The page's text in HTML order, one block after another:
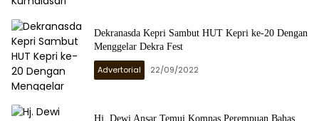
Dekranasda Kepri Sambut HUT Kepri ke-20 Dengan
Menggelar Dekra Fest
Advertorial 22/09/2022
Hj. Dewi Ansar Temui Komnas Perempuan Bahas